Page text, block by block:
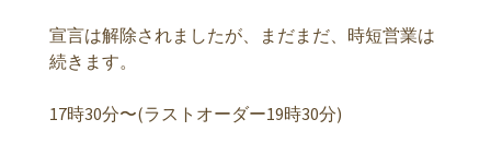
宣言は解除されましたが、まだまだ、時短営業は
続きます。
17時30分〜(ラストオーダー19時30分)